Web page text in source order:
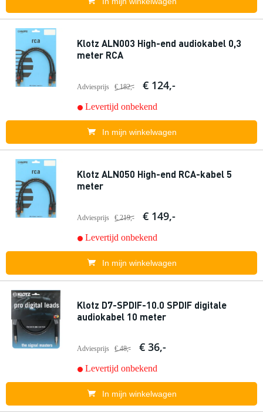
Klotz ALN003 High-end audiokabel 0,3
meter RCA
Adviesprijs € 182,- € 124,-
Levertijd onbekend
In mijn winkelwagen
Klotz ALN050 High-end RCA-kabel 5
meter
Adviesprijs € 219,- € 149,-
Levertijd onbekend
In mijn winkelwagen
Klotz D7-SPDIF-10.0 SPDIF digitale
audiokabel 10 meter
Adviesprijs € 48,- € 36,-
Levertijd onbekend
In mijn winkelwagen